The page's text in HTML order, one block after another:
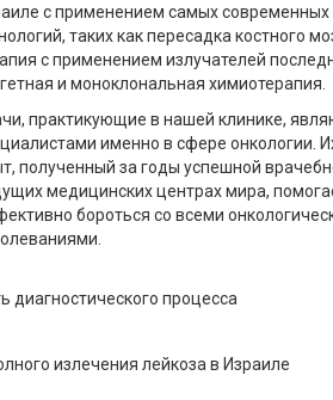
с применением самых современных
таких как пересадка костного
с применением излучателей
и моноклональная химиотерапия.
практикующие в нашей клинике,
именно в сфере онкологии.
полученный за годы успешной
медицинских центрах мира,
бороться со всеми
диагностического процесса
излечения лейкоза в Израиле